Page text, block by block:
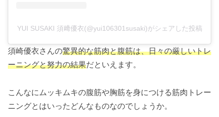
YUI SUSAKI 須﨑優衣(@yui106301susaki)がシェアした投稿
須崎優衣さんの驚異的な筋肉と腹筋は、日々の厳しいトレ
ーニングと努力の結果だといえます。
こんなにムッキムキの腹筋や胸筋を身につける筋肉トレー
ニングとはいったどんなものなのでしょうか。